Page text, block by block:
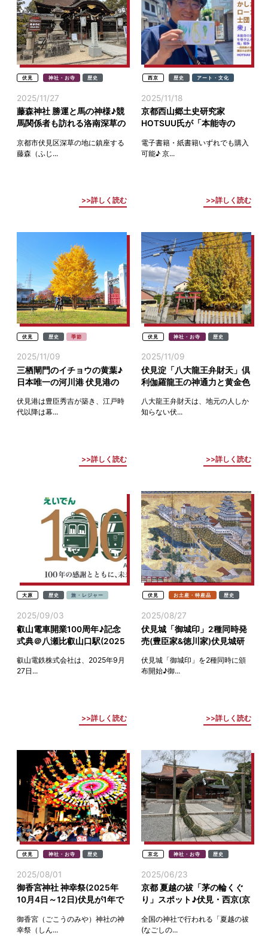
伏見 神社・お寺 歴史
2025/11/27
藤森神社 勝運と馬の神様♪競
馬関係者も訪れる洛南深草の
京都市伏見区深草の地に鎮座する
藤森（ふじ...
詳しく読む
西京 歴史 アート・文化
2025/11/18
京都西山郷土史研究家
HOTSUU氏が「本能寺の
西京)
電子書籍・紙書籍いずれでも購入
可能♪ 京...
詳しく読む
伏見 歴史 季節
2025/11/09
三栖閘門のイチョウの黄葉♪
日本唯一の河川港 伏見港の
伏見港は豊臣秀吉が築き、江戸時
代以降は幕...
詳しく読む
伏見 神社・お寺 歴史
2025/11/09
伏見淀「八大龍王弁財天」倶
利伽羅龍王の神通力と黄金色
八大龍王弁財天は、地元の人しか
知らない伏...
詳しく読む
大原 歴史 旅・レジャー
2025/09/03
叡山電車開業100周年♪記念
式典＠八瀬比叡山口駅(2025
叡山電鉄株式会社は、2025年9月
27日...
詳しく読む
伏見 お土産・特産品 歴史
2025/08/27
伏見城「御城印」2種同時発
売(豊臣家&徳川家)伏見城研
伏見城「御城印」を2種同時に頒
布開始♪御...
詳しく読む
伏見 神社・お寺 歴史
2025/08/01
御香宮神社 神幸祭(2025年
10月4日～12日)伏見が1年で
御香宮（ごこうのみや）神社の神
幸祭（しん...
京北 神社・お寺 歴史
2025/06/23
京都 夏越の祓「茅の輪くぐ
り」スポット♪伏見・西京(京
全国の神社で行われる「夏越の祓
(なごしの...